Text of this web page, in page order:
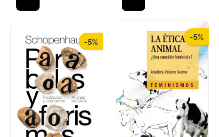
-5% -5%